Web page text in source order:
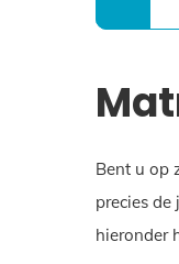
Bent u op
precies
hieronder